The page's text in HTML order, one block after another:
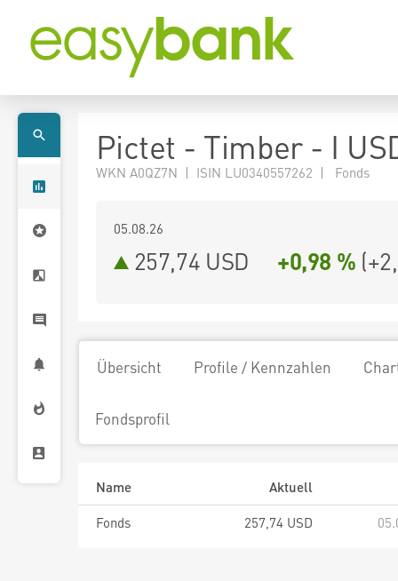
Pictet - Timber - I
WKN A0QZ7N | ISIN LU0340557262 | Fonds
05.08.26
257,74 USD +0,98 % (
Übersicht Profile / Kennzahlen
Fondsprofil
Name
Aktuell
Fonds
257,74 USD